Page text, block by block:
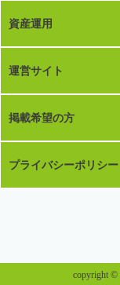
資産運用
運営サイト
掲載希望の方
プライバシーポリシー
copyright ©